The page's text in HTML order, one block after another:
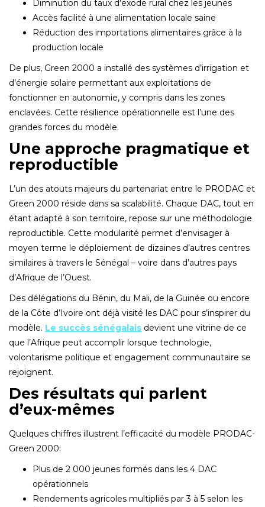
Diminution du taux d’exode rural chez les jeunes
Accès facilité à une alimentation locale saine
Réduction des importations alimentaires grâce à la
production locale
De plus‚ Green 2000 a installé des systèmes d’irrigation et
d’énergie solaire permettant aux exploitations de
fonctionner en autonomie‚ y compris dans les zones
enclavées. Cette résilience opérationnelle est l’une des
grandes forces du modèle.
Une approche pragmatique et
reproductible
L’un des atouts majeurs du partenariat entre le PRODAC et
Green 2000 réside dans sa scalabilité. Chaque DAC‚ tout en
étant adapté à son territoire‚ repose sur une méthodologie
reproductible. Cette modularité permet d’envisager à
moyen terme le déploiement de dizaines d’autres centres
similaires à travers le Sénégal – voire dans d’autres pays
d’Afrique de l’Ouest.
Des délégations du Bénin‚ du Mali‚ de la Guinée ou encore
de la Côte d’Ivoire ont déjà visité les DAC pour s’inspirer du
modèle. Le succès sénégalais devient une vitrine de ce
que l’Afrique peut accomplir lorsque technologie‚
volontarisme politique et engagement communautaire se
rejoignent.
Des résultats qui parlent
d’eux-mêmes
Quelques chiffres illustrent l’efficacité du modèle PRODAC-
Green 2000:
Plus de 2 000 jeunes formés dans les 4 DAC
opérationnels
Rendements agricoles multipliés par 3 à 5 selon les